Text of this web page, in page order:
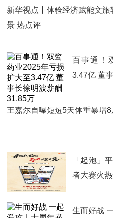
新华视点丨体验经济赋能文
景 热点评
百事通！
3.47亿 董
王嘉尔自曝短短5天体重暴增8
「起泡」
者大赛火
生而好战